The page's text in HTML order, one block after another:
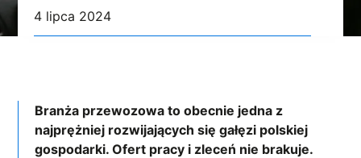
4 lipca 2024
Branża przewozowa to obecnie jedna z
najprężniej rozwijających się gałęzi polskiej
gospodarki. Ofert pracy i zleceń nie brakuje.